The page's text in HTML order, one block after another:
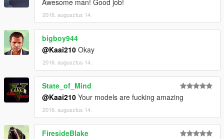
Awesome man! Good job!
2016. augusztus 14.
bigboy944
@Kaai210 Okay
2016. augusztus 14.
State_of_Mind
@Kaai210 Your models are fucking amazing
2016. augusztus 14.
FiresideBlake